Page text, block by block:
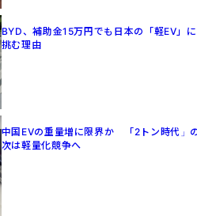
BYD、補助金15万円でも日本の「軽EV」に
挑む理由
中国EVの重量増に限界か 「2トン時代」
次は軽量化競争へ